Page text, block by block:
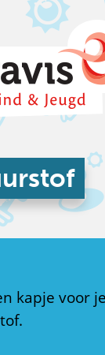
kapje voor